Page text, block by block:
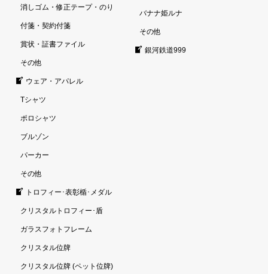
消しゴム・修正テープ・のり
付箋・契約付箋
賞状・証書ファイル
その他
ウェア・アパレル
Tシャツ
ポロシャツ
ブルゾン
パーカー
その他
トロフィー･表彰楯･メダル
クリスタルトロフィー･盾
ガラスフォトフレーム
クリスタル位牌
クリスタル位牌 (ペット位牌)
バナナ姫ルナ
その他
銀河鉄道999